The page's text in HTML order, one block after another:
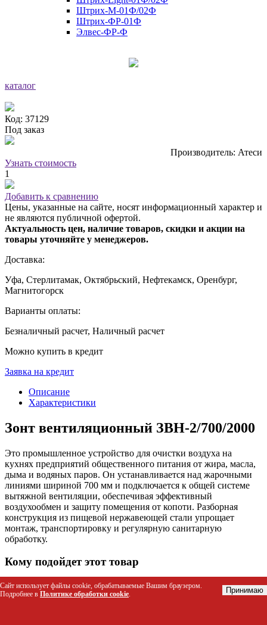
Штрих-М-01Ф/02Ф
Штрих-ФР-01Ф
Элвес-ФР-Ф
каталог
Код: 37129
Под заказ
Производитель: Атеси
Узнать стоимость
1
Добавить к сравнению
Цены, указанные на сайте, носят информационный характер и
не являются публичной офертой.
Актуальность цен, наличие товаров, скидки и акции на
товары уточняйте у менеджеров.
Доставка:
Уфа, Стерлитамак, Октябрьский, Нефтекамск, Оренбург,
Магнитогорск
Варианты оплаты:
Безналичный расчет, Наличный расчет
Можно купить в кредит
Заявка на кредит
Описание
Характеристики
Зонт вентиляционный ЗВН-2/700/2000
Это промышленное устройство для очистки воздуха на
кухнях предприятий общественного питания от жира, масла,
дыма и водяных паров. Он устанавливается над жарочными
линиями шириной 700 мм и подключается к общей системе
вытяжной вентиляции, обеспечивая эффективный
воздухообмен и защиту помещения от копоти. Разборная
конструкция из пищевой нержавеющей стали упрощает
монтаж, транспортировку и регулярную санитарную
обработку.
Кому подойдет этот товар
Шеф-поварам и управляющим ресторанами, кафе и
столовых для оснащения профессиональных кухонь.
Сайт использует файлы cookie, обрабатываемые Вашим браузером.
Подробнее в Политике обработки cookie. Принимаю